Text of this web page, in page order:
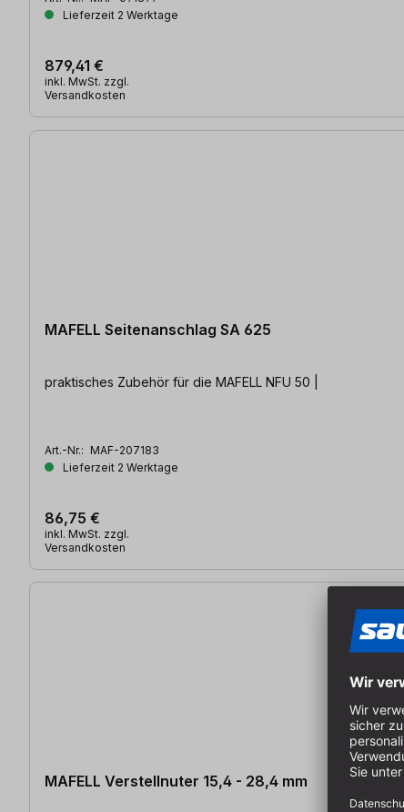
Lieferzeit 2 Werktage
879,41 €
inkl. MwSt. zzgl.
Versandkosten
MAFELL Seitenanschlag SA 625
praktisches Zubehör für die MAFELL NFU 50 |
Art.-Nr.: MAF-207183
Lieferzeit 2 Werktage
86,75 €
inkl. MwSt. zzgl.
Versandkosten
MAFELL Verstellnuter 15,4 - 28,4 mm